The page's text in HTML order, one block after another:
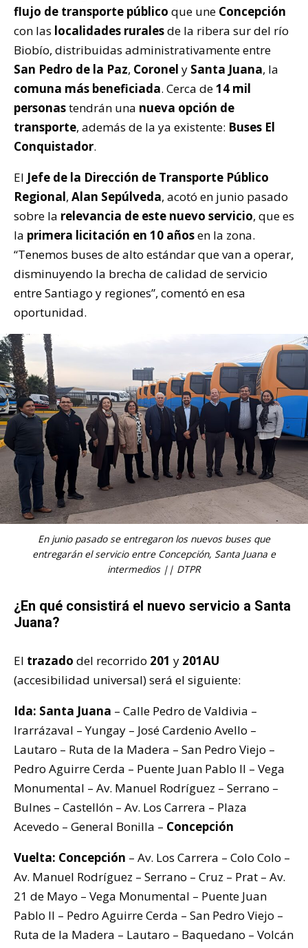
flujo de transporte público que une Concepción
con las localidades ruralesde la ribera sur del río
Biobío, distribuidas administrativamente entre
San Pedro de la Paz, Coronel y Santa Juana, la
comuna más beneficiada. Cerca de14 mil
personastendrán una nueva opción de
transporte, además de la ya existente: Buses El
Conquistador.
El Jefe de la Dirección de Transporte Público
Regional, Alan Sepúlveda, acotó en junio pasado
sobre la relevancia de este nuevo servicio, que es
la primera licitación en 10 añosen la zona.
“Tenemos buses de alto estándar que van a operar,
disminuyendo la brecha de calidad de servicio
entre Santiago y regiones”, comentó en esa
oportunidad.
En junio pasado se entregaron los nuevos buses que
entregarán el servicio entre Concepción, Santa Juana e
intermedios || DTPR
¿En qué consistirá el nuevo servicio a Santa
Juana?
El trazado del recorrido 201 y 201AU
(accesibilidad universal) será el siguiente:
Ida: Santa Juana – Calle Pedro de Valdivia –
Irarrázaval – Yungay – José Cardenio Avello –
Lautaro – Ruta de la Madera – San Pedro Viejo –
Pedro Aguirre Cerda – Puente Juan Pablo II – Vega
Monumental – Av. Manuel Rodríguez – Serrano –
Bulnes – Castellón – Av. Los Carrera – Plaza
Acevedo – General Bonilla – Concepción
Vuelta: Concepción – Av. Los Carrera – Colo Colo –
Av. Manuel Rodríguez – Serrano – Cruz – Prat – Av.
21 de Mayo – Vega Monumental – Puente Juan
Pablo II – Pedro Aguirre Cerda – San Pedro Viejo –
Ruta de la Madera – Lautaro – Baquedano – Volcán